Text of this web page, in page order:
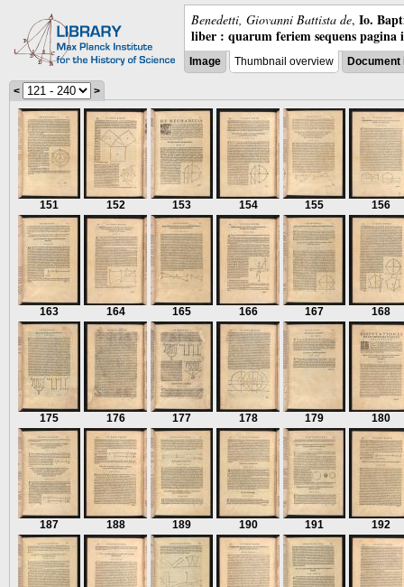
Benedetti, Giovanni Battista de, Io.
liber : quarum feriem sequens pagina
Image Thumbnail overview
< >
151 152 153 154 155 156
163 164 165 166 167 168
175 176 177 178 179 180
187 188 189 190 191 192